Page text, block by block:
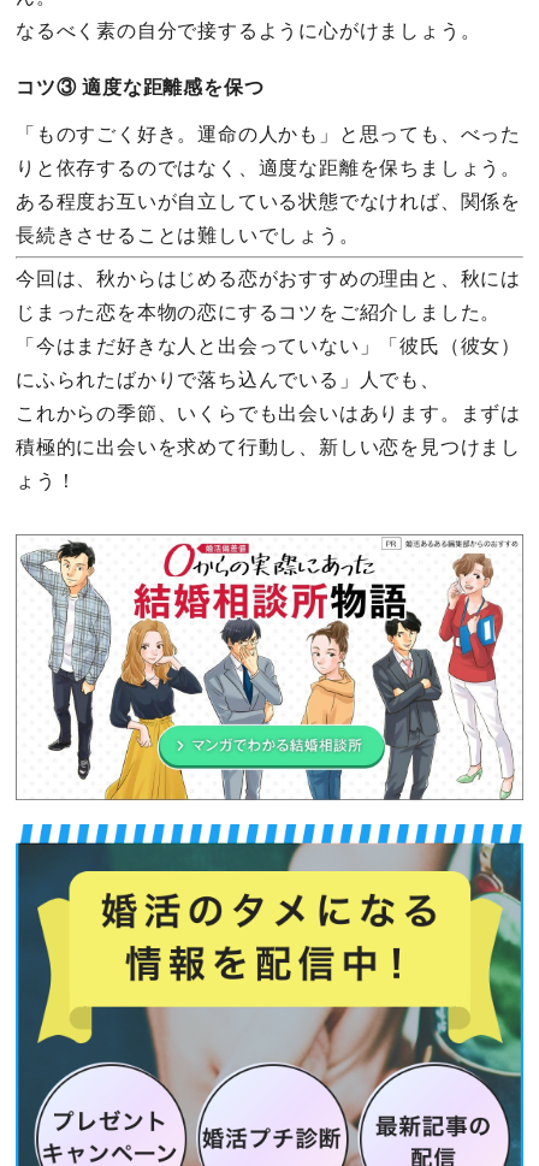
なるべく素の自分で接するように心がけましょう。
コツ③ 適度な距離感を保つ
「ものすごく好き。運命の人かも」と思っても、べった
りと依存するのではなく、適度な距離を保ちましょう。
ある程度お互いが自立している状態でなければ、関係を
長続きさせることは難しいでしょう。
今回は、秋からはじめる恋がおすすめの理由と、秋には
じまった恋を本物の恋にするコツをご紹介しました。
「今はまだ好きな人と出会っていない」「彼氏（彼女）
にふられたばかりで落ち込んでいる」人でも、
これからの季節、いくらでも出会いはあります。まずは
積極的に出会いを求めて行動し、新しい恋を見つけまし
ょう！